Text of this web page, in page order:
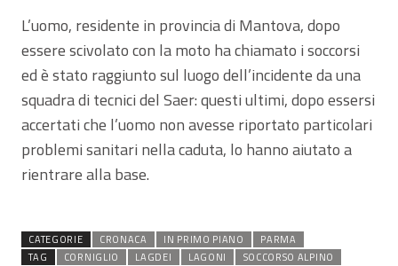
L’uomo, residente in provincia di Mantova, dopo
essere scivolato con la moto ha chiamato i soccorsi
ed è stato raggiunto sul luogo dell’incidente da una
squadra di tecnici del Saer: questi ultimi, dopo essersi
accertati che l’uomo non avesse riportato particolari
problemi sanitari nella caduta, lo hanno aiutato a
rientrare alla base.
CATEGORIE CRONACA IN PRIMO PIANO
PARMA
TAG
CORNIGLIO LAGDEI LAGONI SOCCORSO ALPINO